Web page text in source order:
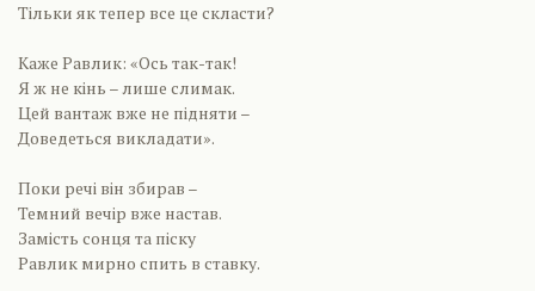
Тільки як тепер все це скласти?
Каже Равлик: «Ось так-так!
Я ж не кінь – лише слимак.
Цей вантаж вже не підняти –
Доведеться викладати».
Поки речі він збирав –
Темний вечір вже настав.
Замість сонця та піску
Равлик мирно спить в ставку.